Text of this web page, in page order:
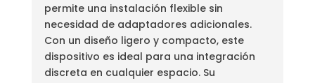
permite una instalación flexible sin
necesidad de adaptadores adicionales.
Con un diseño ligero y compacto, este
dispositivo es ideal para una integración
discreta en cualquier espacio. Su